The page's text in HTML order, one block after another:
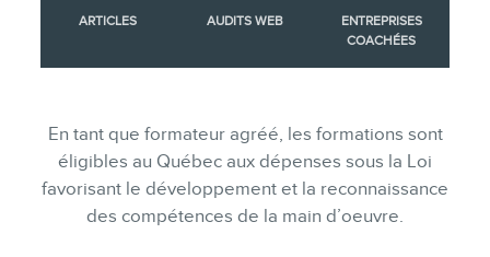
ARTICLES AUDITS WEB
ENTREPRISES
COACHÉES
En tant que formateur agréé, les formations sont
éligibles au Québec aux dépenses sous la Loi
favorisant le développement et la reconnaissance
des compétences de la main d’oeuvre.